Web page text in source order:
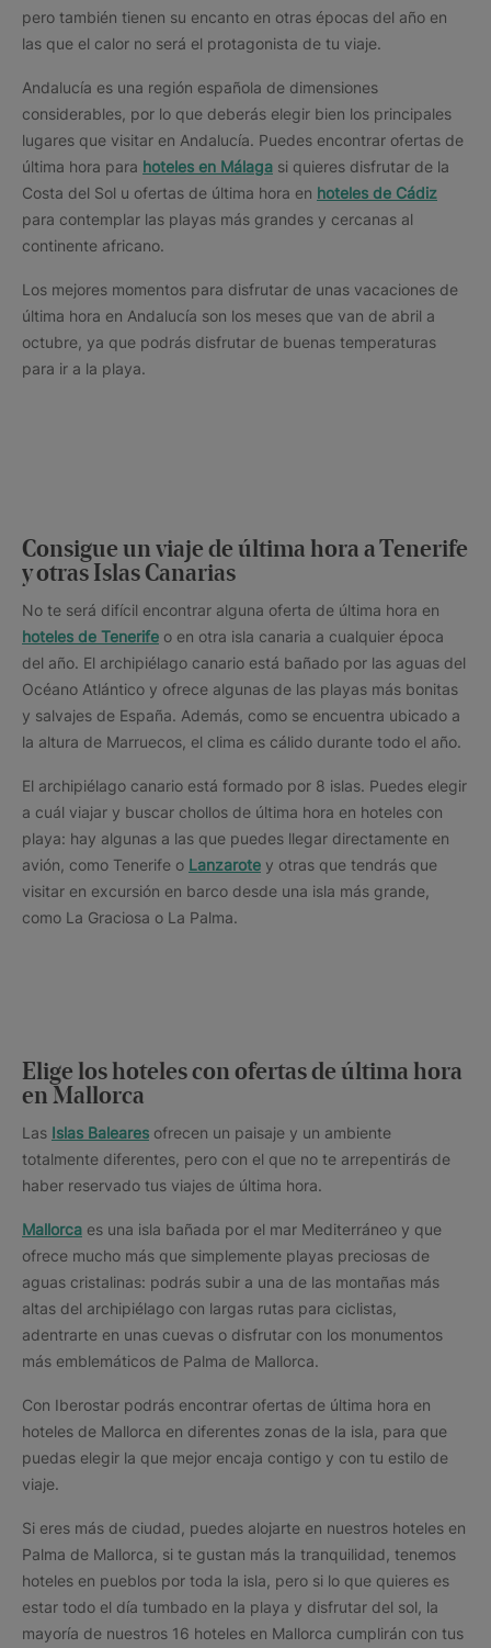
pero también tienen su encanto en otras épocas del año en
las que el calor no será el protagonista de tu viaje.
Andalucía es una región española de dimensiones
considerables, por lo que deberás elegir bien los principales
lugares que visitar en Andalucía. Puedes encontrar ofertas de
última hora para hoteles en Málaga si quieres disfrutar de la
Costa del Sol u ofertas de última hora en hoteles de Cádiz
para contemplar las playas más grandes y cercanas al
continente africano.
Los mejores momentos para disfrutar de unas vacaciones de
última hora en Andalucía son los meses que van de abril a
octubre, ya que podrás disfrutar de buenas temperaturas
para ir a la playa.
Consigue un viaje de última hora a Tenerife
y otras Islas Canarias
No te será difícil encontrar alguna oferta de última hora en
hoteles de Tenerife o en otra isla canaria a cualquier época
del año. El archipiélago canario está bañado por las aguas del
Océano Atlántico y ofrece algunas de las playas más bonitas
y salvajes de España. Además, como se encuentra ubicado a
la altura de Marruecos, el clima es cálido durante todo el año.
El archipiélago canario está formado por 8 islas. Puedes elegir
a cuál viajar y buscar chollos de última hora en hoteles con
playa: hay algunas a las que puedes llegar directamente en
avión, como Tenerife o Lanzarote y otras que tendrás que
visitar en excursión en barco desde una isla más grande,
como La Graciosa o La Palma.
Elige los hoteles con ofertas de última hora
en Mallorca
Las Islas Baleares ofrecen un paisaje y un ambiente
totalmente diferentes, pero con el que no te arrepentirás de
haber reservado tus viajes de última hora.
Mallorca es una isla bañada por el mar Mediterráneo y que
ofrece mucho más que simplemente playas preciosas de
aguas cristalinas: podrás subir a una de las montañas más
altas del archipiélago con largas rutas para ciclistas,
adentrarte en unas cuevas o disfrutar con los monumentos
más emblemáticos de Palma de Mallorca.
Con Iberostar podrás encontrar ofertas de última hora en
hoteles de Mallorca en diferentes zonas de la isla, para que
puedas elegir la que mejor encaja contigo y con tu estilo de
viaje.
Si eres más de ciudad, puedes alojarte en nuestros hoteles en
Palma de Mallorca, si te gustan más la tranquilidad, tenemos
hoteles en pueblos por toda la isla, pero si lo que quieres es
estar todo el día tumbado en la playa y disfrutar del sol, la
mayoría de nuestros 16 hoteles en Mallorca cumplirán con tus